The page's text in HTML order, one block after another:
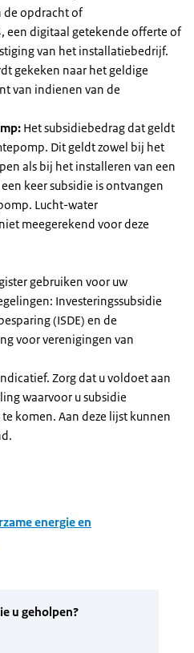
de opdracht of
een digitaal getekende offerte of
van het installatiebedrijf.
gekeken naar het geldige
van indienen van de
Het subsidiebedrag dat geldt
Dit geldt zowel bij het
als bij het installeren van een
keer subsidie is ontvangen
Lucht-water
meegerekend voor deze
gebruiken voor uw
Investeringssubsidie
(ISDE) en de
voor verenigingen van
Zorg dat u voldoet aan
waarvoor u subsidie
komen. Aan deze lijst kunnen
energie en